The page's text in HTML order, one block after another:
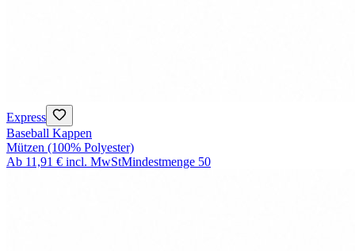
Express
Baseball Kappen
Mützen (100% Polyester)
Ab 11,91 € incl. MwStMindestmenge 50